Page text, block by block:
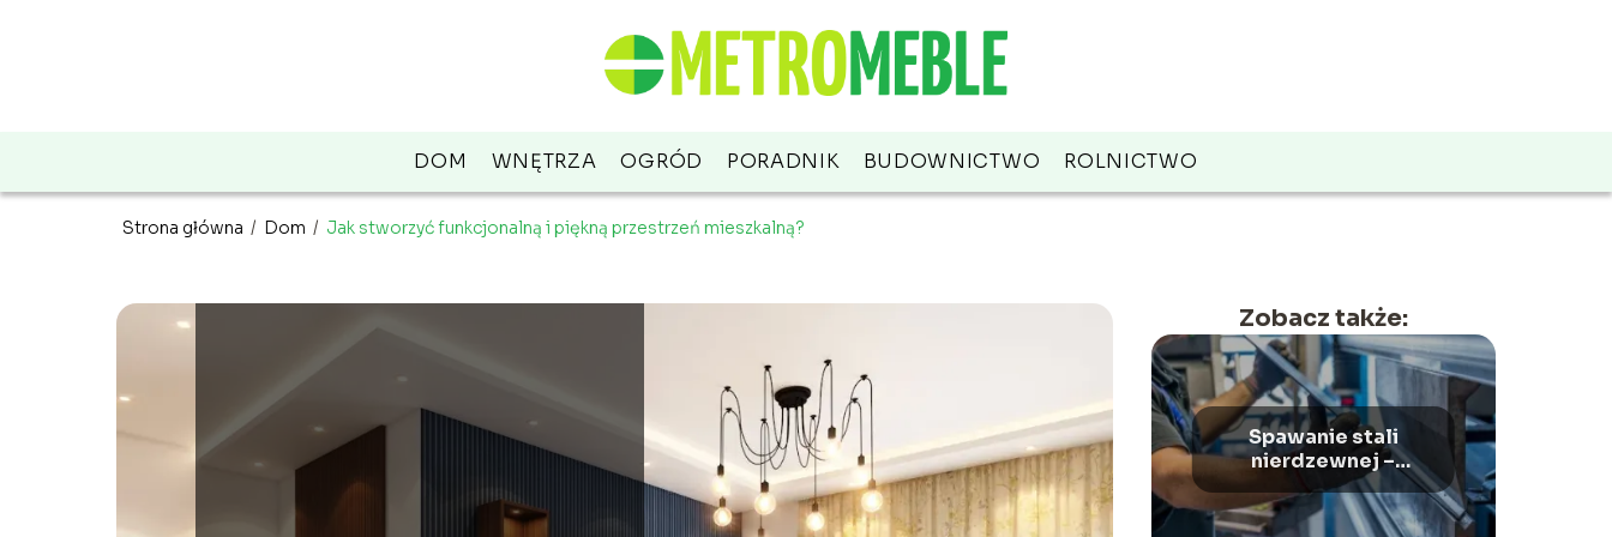
DOM WNĘTRZA OGRÓD PORADNIK BUDOWNICTWO ROLNICTWO
Strona główna / Dom / Jak stworzyć funkcjonalną i piękną przestrzeń mieszkalną?
Zobacz także:
Spawanie stali
nierdzewnej –
najlepsze metody